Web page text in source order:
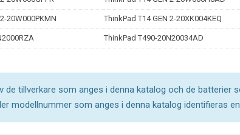
20W000PKMN ThinkPad T14 GEN 2-20XK004KEQ
ThinkPad T490-20N20034AD
tillverkare som anges i denna katalog och de batterier
modellnummer som anges i denna katalog identifieras